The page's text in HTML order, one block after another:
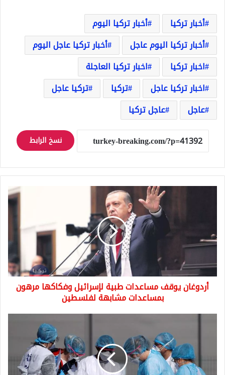
أخبار تركيا
أخبار تركيا اليوم
أخبار تركيا اليوم عاجل
أخبار تركيا عاجل اليوم
اخبار تركيا
اخبار تركيا العاجلة
اخبار تركيا عاجل
تركيا
تركيا عاجل
عاجل
عاجل تركيا
نسخ الرابط
لإسرائيل
وفكاكها
بمساعدات
مشابهة
لفلسطين
أردوغان يوقف مساعدات طبية لإسرائيل وفكاكها مرهون
بمساعدات مشابهة لفلسطين